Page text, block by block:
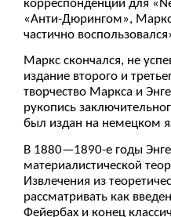
корреспонденции для
«Анти-Дюрингом», Маркс
частично
Маркс скончался, не
издание второго и
творчество Маркса и
рукопись
был издан на немецком
В 1880—1890-е годы
материалистической
Извлечения из
рассматривать как
Фейербах и конец